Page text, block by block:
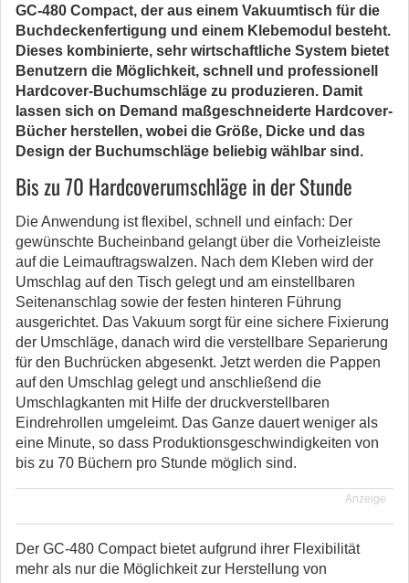
GC-480 Compact, der aus einem Vakuumtisch für die
Buchdeckenfertigung und einem Klebemodul besteht.
Dieses kombinierte, sehr wirtschaftliche System bietet
Benutzern die Möglichkeit, schnell und professionell
Hardcover-Buchumschläge zu produzieren. Damit
lassen sich on Demand maßgeschneiderte Hardcover-
Bücher herstellen, wobei die Größe, Dicke und das
Design der Buchumschläge beliebig wählbar sind.
Bis zu 70 Hardcoverumschläge in der Stunde
Die Anwendung ist flexibel, schnell und einfach: Der
gewünschte Bucheinband gelangt über die Vorheizleiste
auf die Leimauftragswalzen. Nach dem Kleben wird der
Umschlag auf den Tisch gelegt und am einstellbaren
Seitenanschlag sowie der festen hinteren Führung
ausgerichtet. Das Vakuum sorgt für eine sichere Fixierung
der Umschläge, danach wird die verstellbare Separierung
für den Buchrücken abgesenkt. Jetzt werden die Pappen
auf den Umschlag gelegt und anschließend die
Umschlagkanten mit Hilfe der druckverstellbaren
Eindrehrollen umgeleimt. Das Ganze dauert weniger als
eine Minute, so dass Produktionsgeschwindigkeiten von
bis zu 70 Büchern pro Stunde möglich sind.
Anzeige
Der GC-480 Compact bietet aufgrund ihrer Flexibilität
mehr als nur die Möglichkeit zur Herstellung von